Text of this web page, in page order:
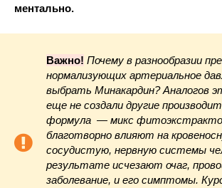
ментально.
Важно! Почему в разнообразии
нормализующих артериальное
выбрать Минакардин? Аналогов
еще не создали другие
формула — микс
благотворно влияют на
сосудистую, нервную системы
результате исчезают очаг,
заболевание, и его симптомы.